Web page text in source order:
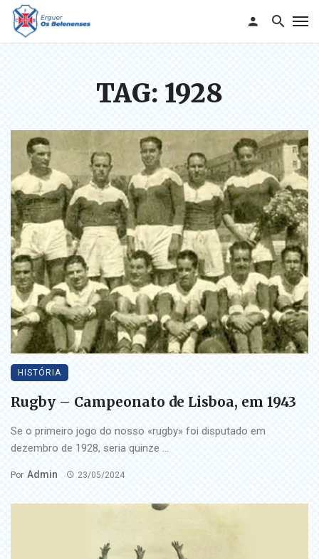
TAG: 1928
HISTÓRIA
Rugby – Campeonato de Lisboa, em 1943
Se o primeiro jogo do nosso «rugby» foi disputado em
dezembro de 1928, seria quinze ...
Por Admin 23/05/2024